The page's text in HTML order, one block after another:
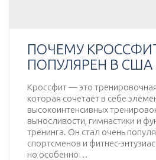
ПОЧЕМУ
ПОПУЛЯРЕН В США
Кроссфит — это
которая сочетает в себе
высокоинтенсивных
выносливости, гимнастики и
тренинга. Он стал очень
спортсменов и фитнес-
но особенно…